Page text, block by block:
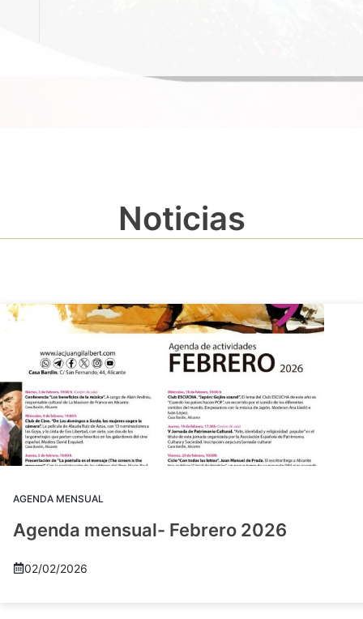
Noticias
AGENDA MENSUAL
Agenda mensual- Febrero 2026
02/02/2026